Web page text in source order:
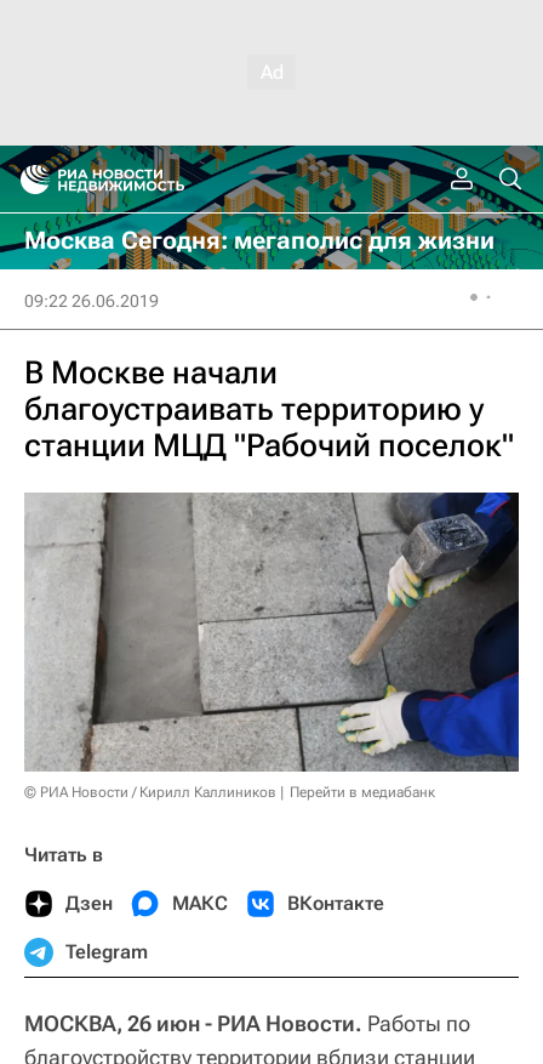
Москва Сегодня: мегаполис для жизни
09:22 26.06.2019
В Москве начали
благоустраивать территорию у
станции МЦД "Рабочий поселок"
© РИА Новости / Кирилл Каллиников Перейти в медиабанк
Читать в
Дзен МАКС ВКонтакте
Telegram
МОСКВА, 26 июн - РИА Новости. Работы по
благоустройству территории вблизи станции